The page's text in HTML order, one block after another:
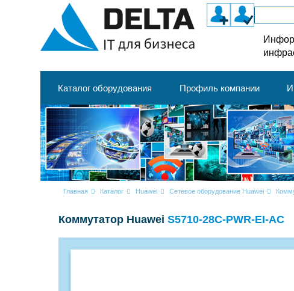
Каталог оборудования Профиль компании
Главная Каталог Huawei Сетевое оборудование Huawei
Коммутатор HuaweiS5710-28C-PWR-EI-AC